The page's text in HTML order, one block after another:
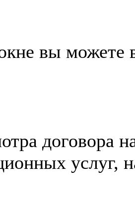
вы можете
договора